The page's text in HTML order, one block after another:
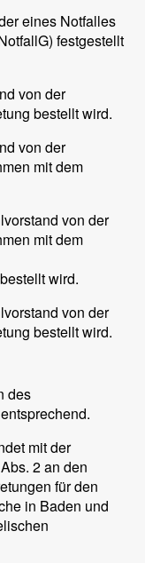
eines Notfalles
festgestellt
von der
bestellt wird.
von der
mit dem
von der
mit dem
wird.
von der
bestellt wird.
des
entsprechend.
mit der
2 an den
für den
in Baden und